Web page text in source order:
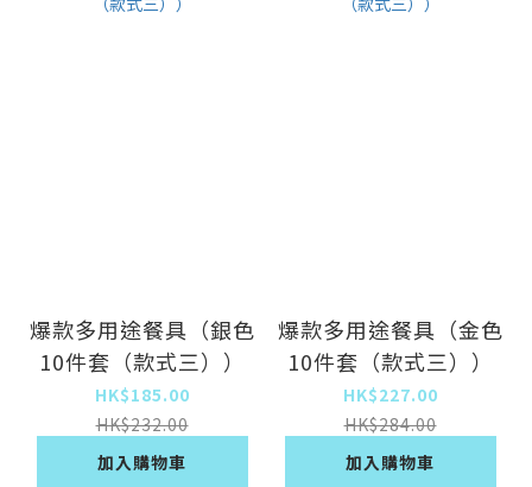
爆款多用途餐具（銀色
10件套（款式三））
HK$185.00
HK$232.00
加入購物車
爆款多用途餐具（金色
10件套（款式三））
HK$227.00
HK$284.00
加入購物車